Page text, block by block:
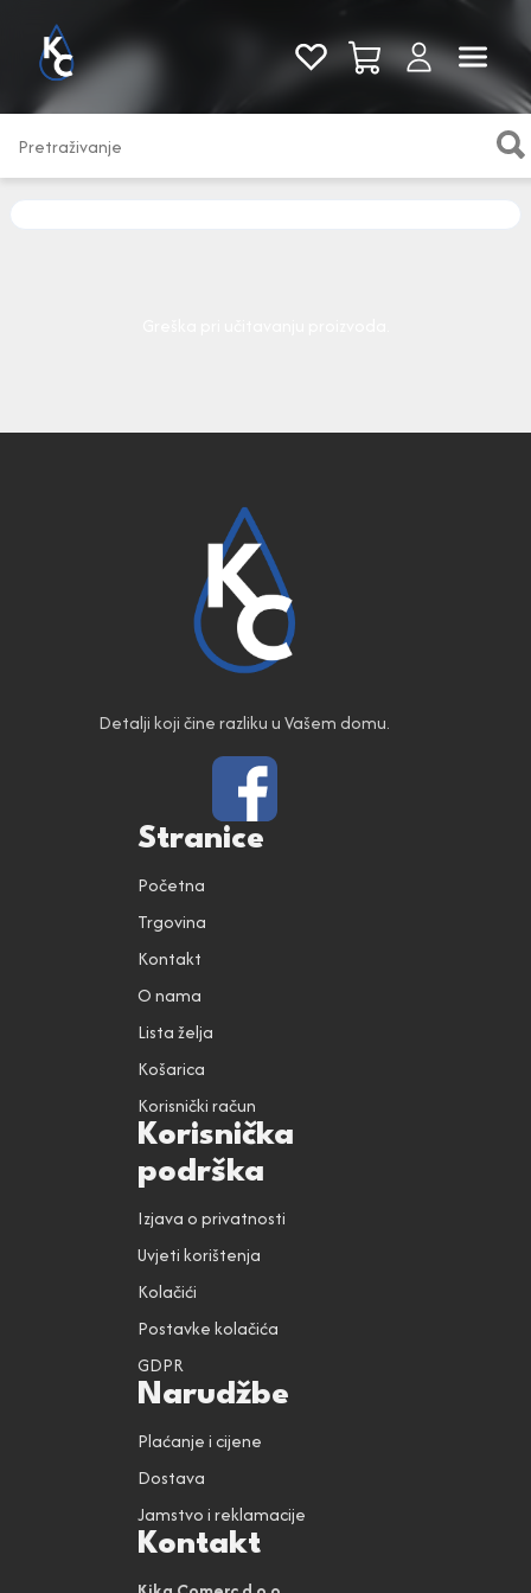
Pogledaj sve
Detalji koji čine razliku u Vašem domu.
Stranice
Početna
Trgovina
Kontakt
O nama
Lista želja
Košarica
Korisnički račun
Korisnička
podrška
Izjava o privatnosti
Uvjeti korištenja
Kolačići
Postavke kolačića
GDPR
Narudžbe
Plaćanje i cijene
Dostava
Jamstvo i reklamacije
Kontakt